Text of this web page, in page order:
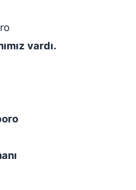
vardı.